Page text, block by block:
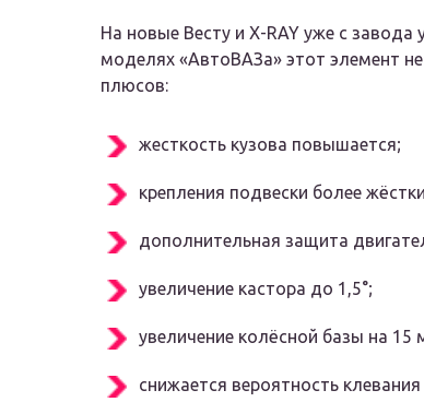
На новые Весту и X-RAY уже с завода
моделях «АвтоВАЗа» этот элемент
плюсов:
жесткость кузова повышается;
крепления подвески более
дополнительная защита
увеличение кастора до 1,5°;
увеличение колёсной базы на 15
снижается вероятность